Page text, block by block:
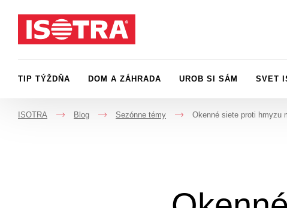
TIP TÝŽDŇA DOM A ZÁHRADA UROB SI SÁM SVET
ISOTRA
->
Blog
->
Sezónne témy
->
Okenné siete proti hmyzu